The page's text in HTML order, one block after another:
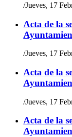
/Jueves, 17
Acta de la
/Jueves, 17
Acta de la
/Jueves, 17
Acta de la